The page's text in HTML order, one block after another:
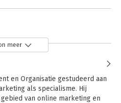
meer
en Organisatie gestudeerd aan
als specialisme. Hij
van online marketing en